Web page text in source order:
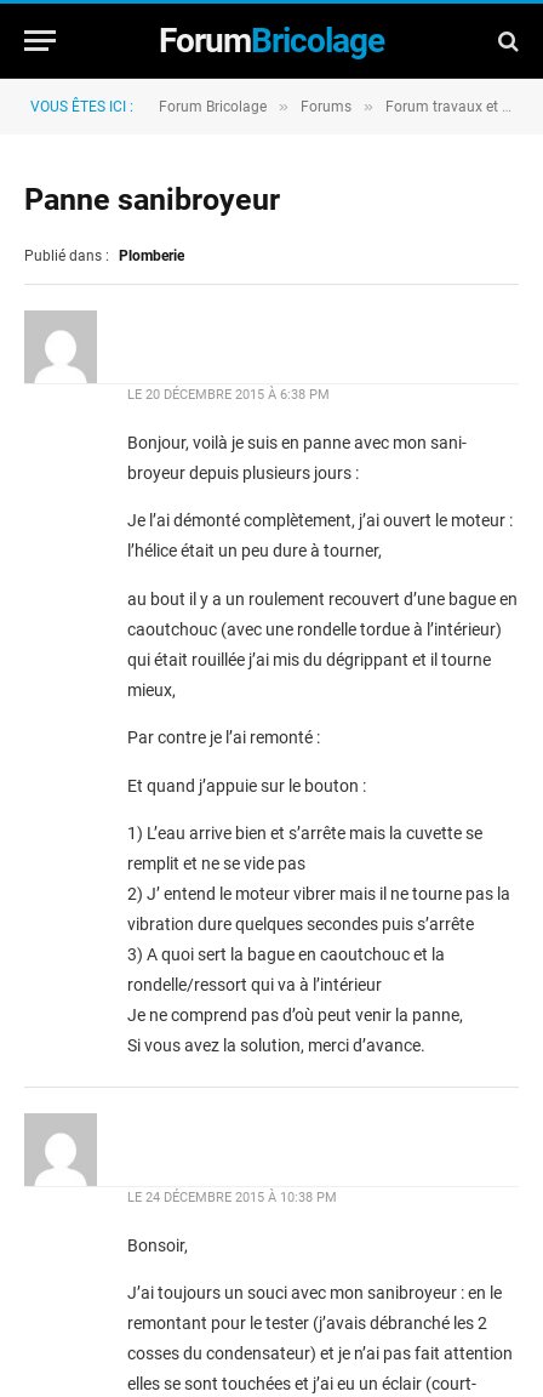
ForumBricolage
VOUS ÊTES ICI : Forum Bricolage » Forums » Forum travaux et rénovation
Panne sanibroyeur
Publié dans : Plomberie
LE 20 DÉCEMBRE 2015 À 6:38 PM
Bonjour, voilà je suis en panne avec mon sani-
broyeur depuis plusieurs jours :
Je l’ai démonté complètement, j’ai ouvert le moteur :
l’hélice était un peu dure à tourner,
au bout il y a un roulement recouvert d’une bague en
caoutchouc (avec une rondelle tordue à l’intérieur)
qui était rouillée j’ai mis du dégrippant et il tourne
mieux,
Par contre je l’ai remonté :
Et quand j’appuie sur le bouton :
1) L’eau arrive bien et s’arrête mais la cuvette se
remplit et ne se vide pas
2) J’ entend le moteur vibrer mais il ne tourne pas la
vibration dure quelques secondes puis s’arrête
3) A quoi sert la bague en caoutchouc et la
rondelle/ressort qui va à l’intérieur
Je ne comprend pas d’où peut venir la panne,
Si vous avez la solution, merci d’avance.
LE 24 DÉCEMBRE 2015 À 10:38 PM
Bonsoir,
J’ai toujours un souci avec mon sanibroyeur : en le
remontant pour le tester (j’avais débranché les 2
cosses du condensateur) et je n’ai pas fait attention
elles se sont touchées et j’ai eu un éclair (court-